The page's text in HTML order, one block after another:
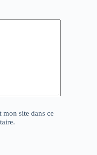
site dans ce